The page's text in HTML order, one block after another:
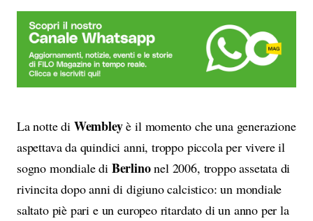
La notte di Wembleyè il momento che una generazione
aspettava da quindici anni, troppo piccola per vivere il
sogno mondiale di Berlinonel 2006, troppo assetata di
rivincita dopo anni di digiuno calcistico: un mondiale
saltato piè pari e un europeo ritardato di un anno per la